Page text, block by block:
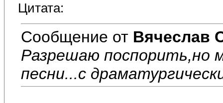
Цитата:
Сообщение от Вячеслав
Разрешаю поспорить,но
песни...с